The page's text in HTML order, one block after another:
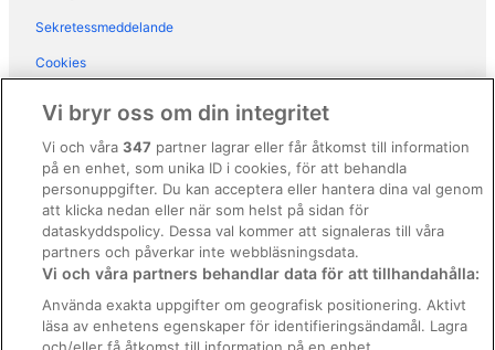
Hotell i närheten av Malpensa Airport Terminal 1 station
Hotell i Montano Lucino
Hotell i Mozzate
Hotell i Olgiate Comasco
Hotell i Poppino
Hotell i Santa Maria del Monte
Hotell i Somma Lombardo
Hotell i Torno
Hotell i Vertemate con Minoprio
Sekretessmeddelande
Cookies
Regler och villkor för Vrbo
Tillgänglighetsanpassning
Juridisk information/Kontakta oss
Riktlinjer för innehåll och anmäla innehåll
Hjälp
Vi bryr oss om din integritet
Vi och våra347 partner lagrar eller får åtkomst till information
på en enhet, som unika ID i cookies, för att behandla
personuppgifter. Du kan acceptera eller hantera dina val genom
att klicka nedan eller när som helst på sidan för
dataskyddspolicy. Dessa val kommer att signaleras till våra
partners och påverkar inte webbläsningsdata.
Vi och våra partners behandlar data för att tillhandahålla:
Använda exakta uppgifter om geografisk positionering. Aktivt
läsa av enhetens egenskaper för identifieringsändamål. Lagra